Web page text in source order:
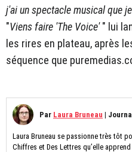
j'ai un spectacle musical que
"Viens faire 'The Voice'" lui
les rires en plateau, après
séquence que
Par Laura Bruneau |
Laura Bruneau se passionne très tôt
Chiffres et Des Lettres qu’elle